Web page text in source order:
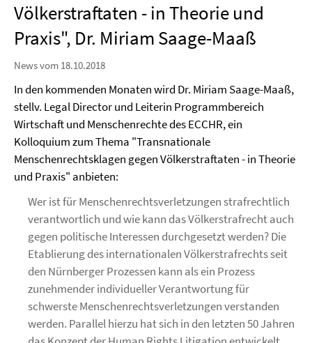
Völkerstraftaten - in Theorie und
Praxis", Dr. Miriam Saage-Maaß
News vom 18.10.2018
In den kommenden Monaten wird Dr. Miriam Saage-Maaß,
stellv. Legal Director und Leiterin Programmbereich
Wirtschaft und Menschenrechte des ECCHR, ein
Kolloquium zum Thema "Transnationale
Menschenrechtsklagen gegen Völkerstraftaten - in Theorie
und Praxis" anbieten:
Wer ist für Menschenrechtsverletzungen strafrechtlich
verantwortlich und wie kann das Völkerstrafrecht auch
gegen politische Interessen durchgesetzt werden? Die
Etablierung des internationalen Völkerstrafrechts seit
den Nürnberger Prozessen kann als ein Prozess
zunehmender individueller Verantwortung für
schwerste Menschenrechtsverletzungen verstanden
werden. Parallel hierzu hat sich in den letzten 50 Jahren